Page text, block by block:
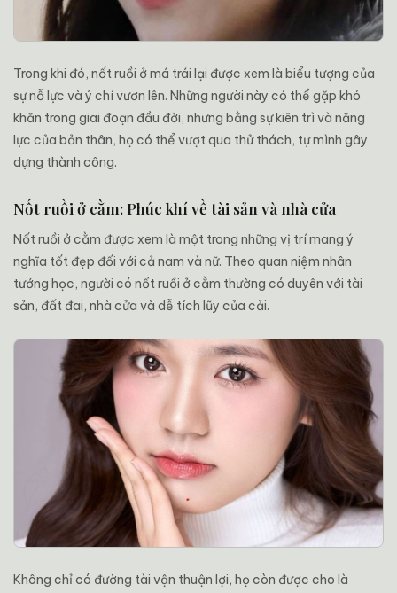
Trong khi đó, nốt ruồi ở má trái lại được xem là biểu tượng của
sự nỗ lực và ý chí vươn lên. Những người này có thể gặp khó
khăn trong giai đoạn đầu đời, nhưng bằng sự kiên trì và năng
lực của bản thân, họ có thể vượt qua thử thách, tự mình gây
dựng thành công.
Nốt ruồi ở cằm: Phúc khí về tài sản và nhà cửa
Nốt ruồi ở cằm được xem là một trong những vị trí mang ý
nghĩa tốt đẹp đối với cả nam và nữ. Theo quan niệm nhân
tướng học, người có nốt ruồi ở cằm thường có duyên với tài
sản, đất đai, nhà cửa và dễ tích lũy của cải.
Không chỉ có đường tài vận thuận lợi, họ còn được cho là